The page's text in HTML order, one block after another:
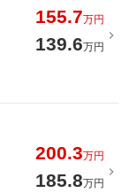
155.7万円
139.6万円
200.3万円
185.8万円